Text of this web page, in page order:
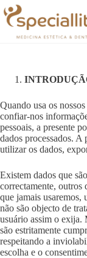
Pular
para
conteúdo
Quando usa os
confiar-nos
pessoais, a presente
dados processados. A
utilizar os dados,
Existem dados que
correctamente, outros
que jamais usaremos,
não são objecto de
usuário assim o exija.
são estritamente
respeitando a
escolha e o